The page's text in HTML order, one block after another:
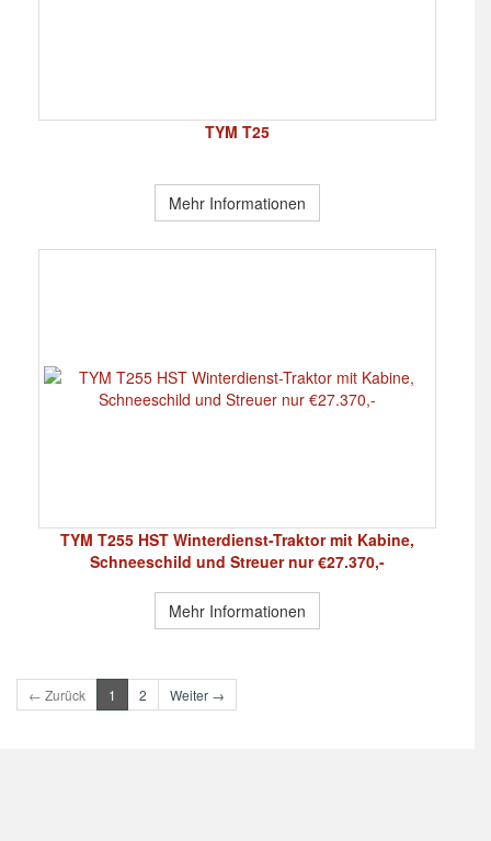
TYM T25
Mehr Informationen
TYM T255 HST Winterdienst-Traktor mit Kabine,
Schneeschild und Streuer nur €27.370,-
Mehr Informationen
← Zurück 1 2 Weiter →